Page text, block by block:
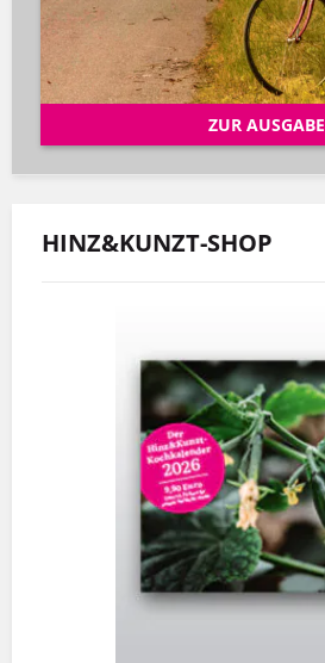
ZUR AUSGABE
HINZ&KUNZT-SHOP